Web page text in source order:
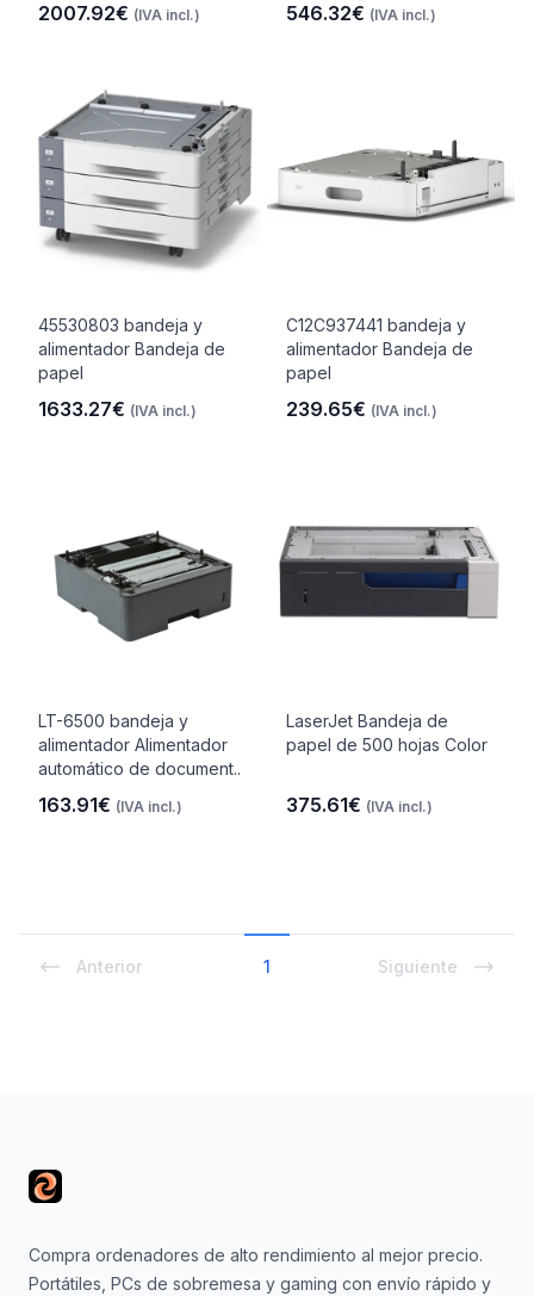
2007.92€ (IVA incl.) 546.32€ (IVA incl.)
45530803 bandeja y
alimentador Bandeja de
papel
1633.27€ (IVA incl.)
C12C937441 bandeja y
alimentador Bandeja de
papel
239.65€ (IVA incl.)
LT-6500 bandeja y
alimentador Alimentador
automático de document..
163.91€ (IVA incl.)
LaserJet Bandeja de
papel de 500 hojas Color
375.61€ (IVA incl.)
Anterior 1 Siguiente
Compra ordenadores de alto rendimiento al mejor precio.
Portátiles, PCs de sobremesa y gaming con envío rápido y